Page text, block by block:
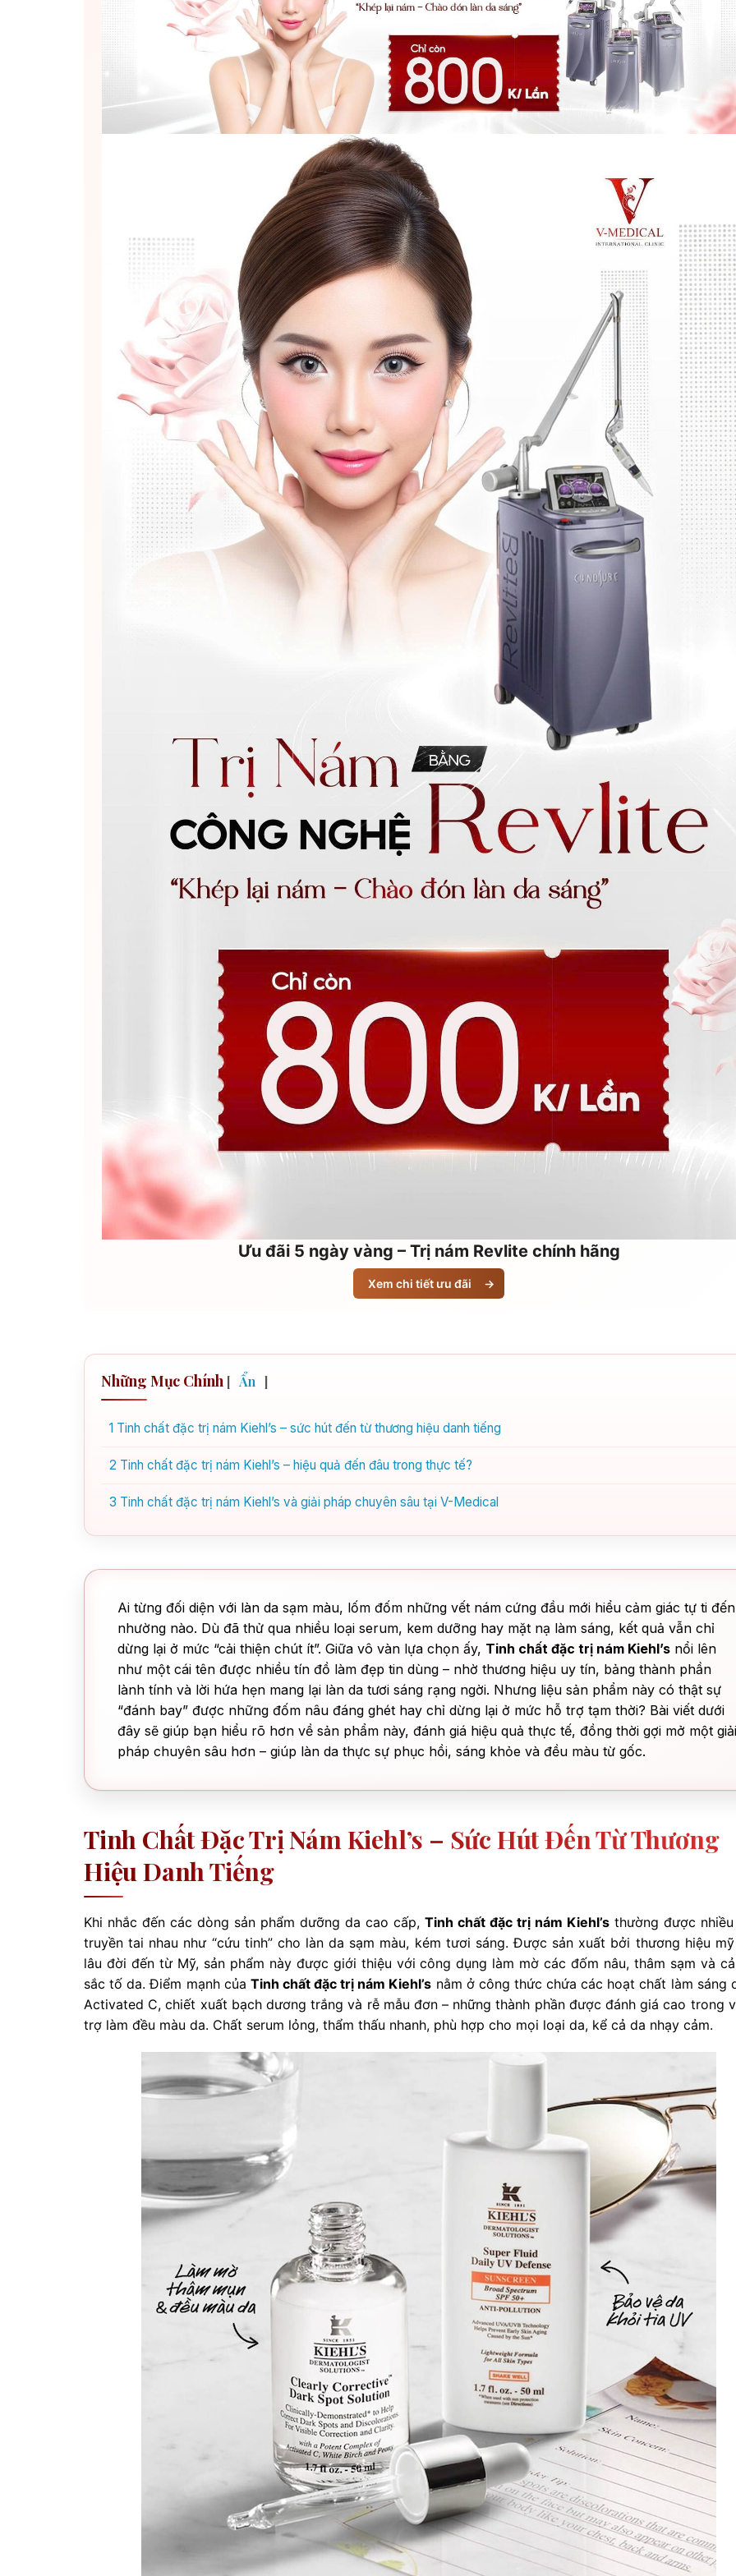
Ưu đãi 5 ngày vàng – Trị nám Revlite chính hãng
Xem chi tiết ưu đãi →
Những Mục Chính [ Ẩn ]
1 Tinh chất đặc trị nám Kiehl’s – sức hút đến từ thương hiệu danh tiếng
2 Tinh chất đặc trị nám Kiehl’s – hiệu quả đến đâu trong thực tế?
3 Tinh chất đặc trị nám Kiehl’s và giải pháp chuyên sâu tại V-Medical
Ai từng đối diện với làn da sạm màu, lốm đốm những vết nám cứng đầu mới hiểu cảm giác tự ti đến
nhường nào. Dù đã thử qua nhiều loại serum, kem dưỡng hay mặt nạ làm sáng, kết quả vẫn chỉ
dừng lại ở mức “cải thiện chút ít”. Giữa vô vàn lựa chọn ấy, Tinh chất đặc trị nám Kiehl’s nổi lên
như một cái tên được nhiều tín đồ làm đẹp tin dùng – nhờ thương hiệu uy tín, bảng thành phần
lành tính và lời hứa hẹn mang lại làn da tươi sáng rạng ngời. Nhưng liệu sản phẩm này có thật sự
“đánh bay” được những đốm nâu đáng ghét hay chỉ dừng lại ở mức hỗ trợ tạm thời? Bài viết dưới
đây sẽ giúp bạn hiểu rõ hơn về sản phẩm này, đánh giá hiệu quả thực tế, đồng thời gợi mở một giải
pháp chuyên sâu hơn – giúp làn da thực sự phục hồi, sáng khỏe và đều màu từ gốc.
Tinh Chất Đặc Trị Nám Kiehl’s – Sức Hút Đến Từ Thương
Hiệu Danh Tiếng
Khi nhắc đến các dòng sản phẩm dưỡng da cao cấp, Tinh chất đặc trị nám Kiehl’s thường được
truyền tai nhau như “cứu tinh” cho làn da sạm màu, kém tươi sáng. Được sản xuất bởi thương hiệu
lâu đời đến từ Mỹ, sản phẩm này được giới thiệu với công dụng làm mờ các đốm nâu, thâm sạm và
sắc tố da. Điểm mạnh của Tinh chất đặc trị nám Kiehl’s nằm ở công thức chứa các hoạt chất làm sáng
Activated C, chiết xuất bạch dương trắng và rễ mẫu đơn – những thành phần được đánh giá cao trong
trợ làm đều màu da. Chất serum lỏng, thẩm thấu nhanh, phù hợp cho mọi loại da, kể cả da nhạy cảm.